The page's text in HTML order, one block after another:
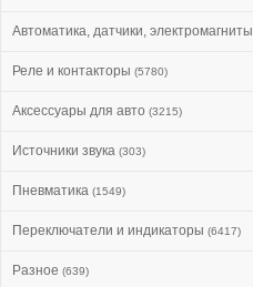
Автоматика, датчики, электромагниты
Реле и контакторы (5780)
Аксессуары для авто (3215)
Источники звука (303)
Пневматика (1549)
Переключатели и индикаторы (6417)
Разное (639)